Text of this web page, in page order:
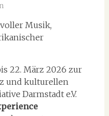
Musik,
22. März 2026 zur
und kulturellen
Darmstadt e.V.